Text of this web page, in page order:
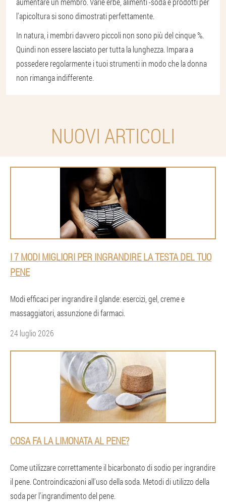
l'apicoltura si sono dimostrati perfettamente.
In natura, i membri davvero piccoli non sono più del cinque %.
Quindi non essere lasciato per tutta la lunghezza. Impara a
possedere regolarmente i tuoi strumenti in modo che la donna
non rimanga indifferente.
NUOVI ARTICOLI
I 7 MODI MIGLIORI PER INGRANDIRE LA TESTA DEL TUO
PENE
Modi efficaci per ingrandire il glande: esercizi, gel, creme e
massaggiatori, assunzione di farmaci.
24 luglio 2026
COSA FA LA LIMONATA AL PENE?
Come utilizzare correttamente il bicarbonato di sodio per ingrandire
il pene. Controindicazioni all'uso della soda. Metodi di utilizzo della
soda per l'ingrandimento del pene.